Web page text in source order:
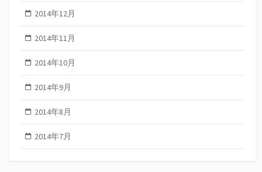
2014年12月
2014年11月
2014年10月
2014年9月
2014年8月
2014年7月